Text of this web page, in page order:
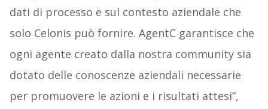
dati di processo e sul contesto aziendale che
solo Celonis può fornire. AgentC garantisce che
ogni agente creato dalla nostra community sia
dotato delle conoscenze aziendali necessarie
per promuovere le azioni e i risultati attesi”,